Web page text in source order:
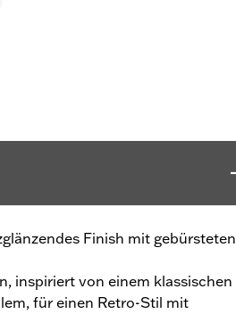
Finish mit gebürsteten
inspiriert von einem klassischen
für einen Retro-Stil mit